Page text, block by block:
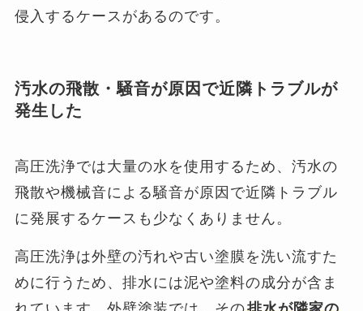
侵入するケースがあるのです。
汚水の飛散・騒音が原因で近隣トラブルが
発生した
高圧洗浄では大量の水を使用するため、汚水の
飛散や機械音による騒音が原因で近隣トラブル
に発展するケースも少なくありません。
高圧洗浄は外壁の汚れや古い塗膜を洗い流すた
めに行うため、排水には泥や塗料の成分が含ま